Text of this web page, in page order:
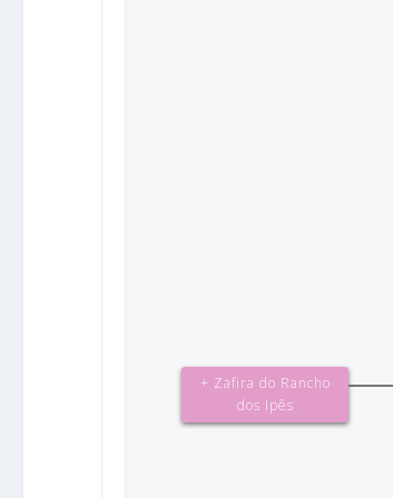
+ Zafira do Rancho
dos Ipês